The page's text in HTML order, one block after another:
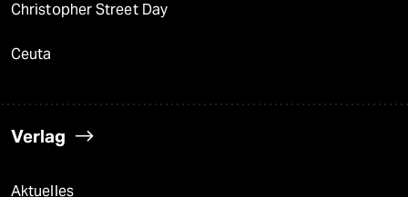
Christopher Street Day
Ceuta
Verlag
Aktuelles